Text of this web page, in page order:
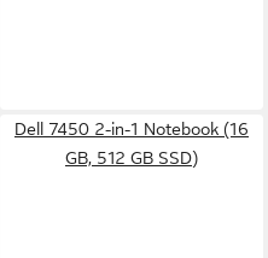
Dell 7450 2-in-1 Notebook (16
GB, 512 GB SSD)